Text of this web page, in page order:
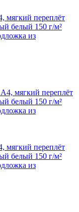
мягкий переплёт
белый 150 г/м²
из
мягкий переплёт
белый 150 г/м²
из